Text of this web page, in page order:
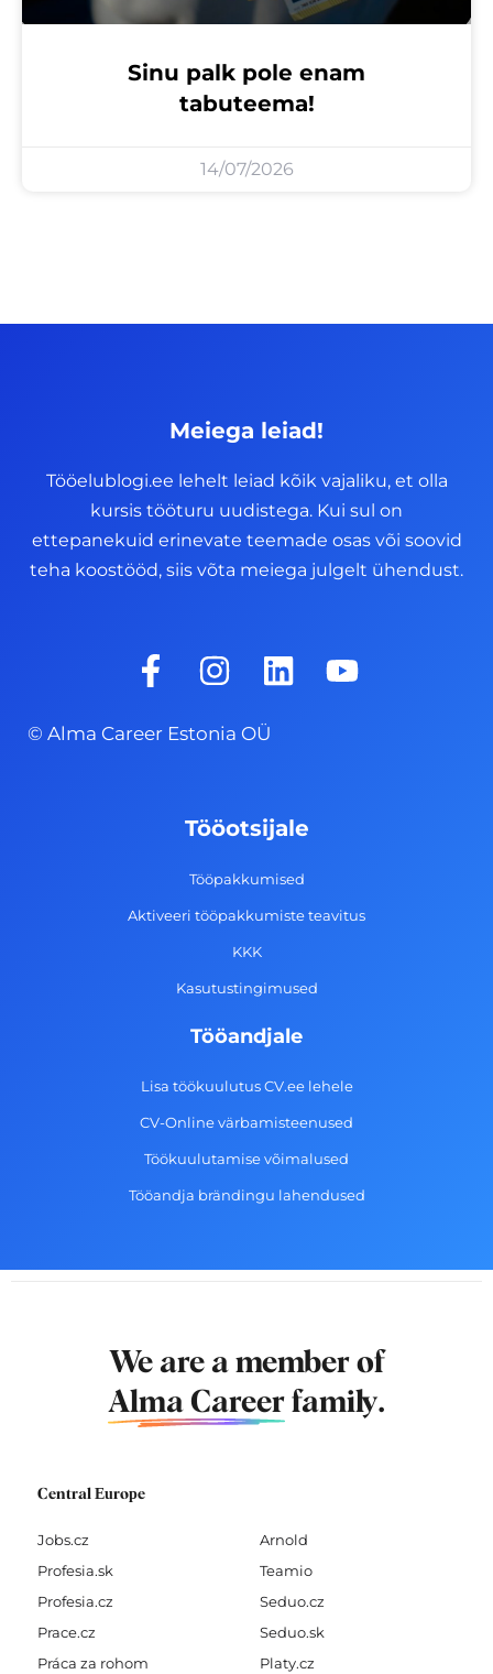
Sinu palk pole enam
tabuteema!
14/07/2026
Meiega leiad!
Tööelublogi.ee lehelt leiad kõik vajaliku, et olla
kursis tööturu uudistega. Kui sul on
ettepanekuid erinevate teemade osas või soovid
teha koostööd, siis võta meiega julgelt ühendust.
F
a
c
e
-
I
n
s
t
g
r
a
m
L
i
d
i
n
Y
o
© Alma Career Estonia OÜ
Tööotsijale
Tööpakkumised
Aktiveeri tööpakkumiste teavitus
KKK
Kasutustingimused
Tööandjale
Lisa töökuulutus CV.ee lehele
CV-Online värbamisteenused
Töökuulutamise võimalused
Tööandja brändingu lahendused
We are a member of
Alma Career family.
Central Europe
Jobs.cz
Profesia.sk
Profesia.cz
Prace.cz
Práca za rohom
Arnold
Teamio
Seduo.cz
Seduo.sk
Platy.cz